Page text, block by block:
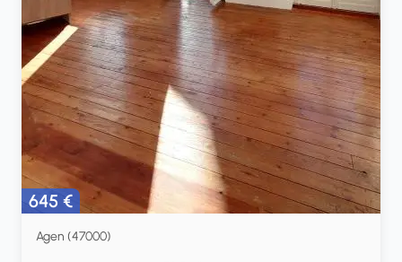
645 €
Agen (47000)